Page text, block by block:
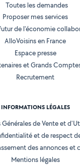
Toutes les demandes
Proposer mes services
de l'économie
AlloVoisins en France
Espace presse
et Grands
Recrutement
INFORMATIONS LÉGALES
de Vente et
et de respect
des annonces et
Mentions légales